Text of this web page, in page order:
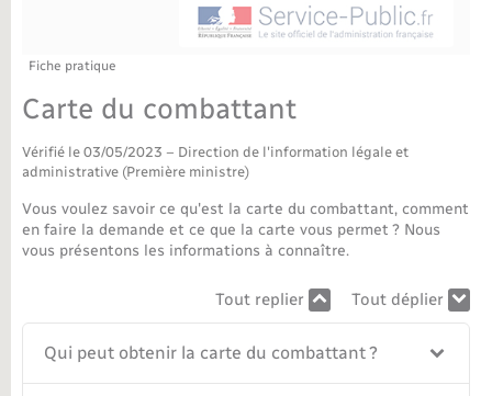
Parrainage civil
Recensement militaire
Concessions funéraires
Petite enfance
Info jeunes
Maison des jeunes (11-17 ans)
Associations
Bibliothèques
Travaux - Autorisation d’occupation de l’espace
Publications
Agenda
Budget
La Communauté de communes
Fiche pratique
Carte du combattant
Vérifié le 03/05/2023 – Direction de l'information légale et
administrative (Première ministre)
Vous voulez savoir ce qu'est la carte du combattant, comment
en faire la demande et ce que la carte vous permet ? Nous
vous présentons les informations à connaître.
Tout replier Tout déplier
Qui peut obtenir la carte du combattant ?